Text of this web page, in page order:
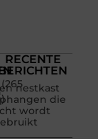
(265
)
RECENTE
nestkast
die
wordt